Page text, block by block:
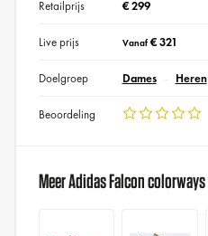
Retailprijs € 299
Live prijs Vanaf€ 321
Doelgroep Dames Heren
Beoordeling
Meer Adidas Falcon colorways